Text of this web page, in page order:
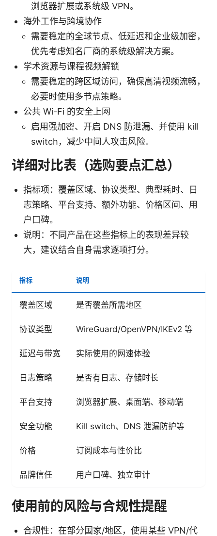
浏览器扩展或系统级 VPN。
海外工作与跨境协作
需要稳定的全球节点、低延迟和企业级加密，
优先考虑知名厂商的系统级解决方案。
学术资源与课程视频解锁
需要稳定的跨区域访问，确保高清视频流畅，
必要时使用多节点策略。
公共 Wi-Fi 的安全上网
启用强加密、开启 DNS 防泄漏、并使用 kill
switch，减少中间人攻击风险。
详细对比表（选购要点汇总）
指标项：覆盖区域、协议类型、典型耗时、日
志策略、平台支持、额外功能、价格区间、用
户口碑。
说明：不同产品在这些指标上的表现差异较
大，建议结合自身需求逐项打分。
指标 说明
覆盖区域 是否覆盖所需地区
协议类型 WireGuard/OpenVPN/IKEv2 等
延迟与带宽 实际使用的网速体验
日志策略 是否有日志、存储时长
平台支持 浏览器扩展、桌面端、移动端
安全功能 Kill switch、DNS 泄漏防护等
价格 订阅成本与性价比
品牌信任 用户口碑、独立审计
使用前的风险与合规性提醒
合规性：在部分国家/地区，使用某些 VPN/代